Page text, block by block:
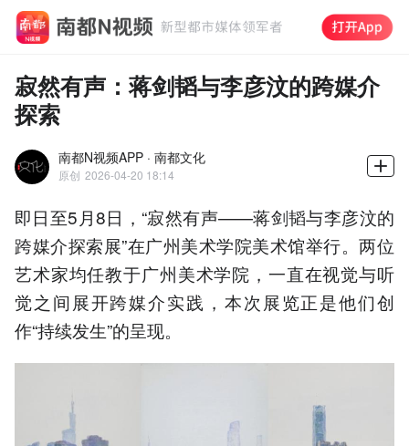
寂然有声：蒋剑韬与李彦汶的跨媒介
探索
南都N视频APP · 南都文化
原创 2026-04-20 18:14
即日至5月8日，“寂然有声——蒋剑韬与李彦汶的
跨媒介探索展”在广州美术学院美术馆举行。两位
艺术家均任教于广州美术学院，一直在视觉与听
觉之间展开跨媒介实践，本次展览正是他们创
作“持续发生”的呈现。